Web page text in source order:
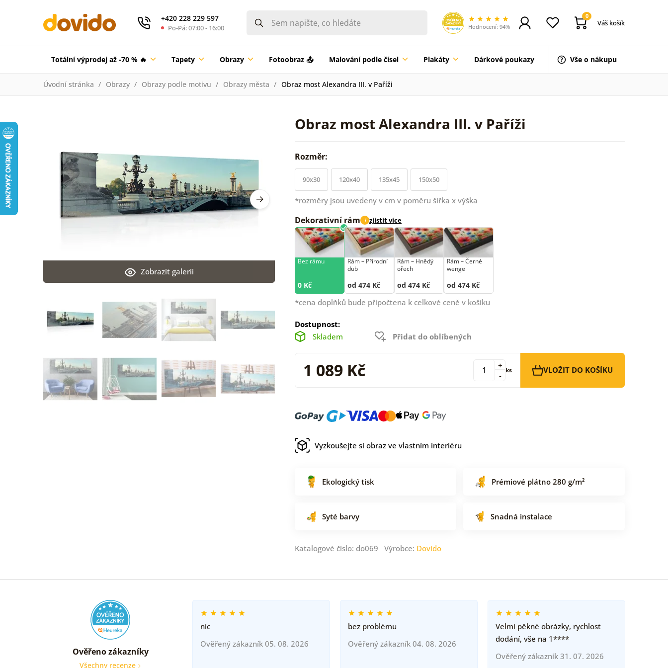
+420 228 229 597
Po-Pá: 07:00 - 16:00 Hodnocení: 94%
0
Váš košík
Totální výprodej až -70 % 🔥 Tapety Obrazy Fotoobraz 📤 Malování podle čísel Plakáty Dárkové poukazy Vše o nákupu
Úvodní stránka Obrazy Obrazy podle motivu Obrazy města Obraz most Alexandra III. v Paříži
Obraz most Alexandra III. v Paříži
Zobrazit galerii
Rozměr:
90x30 120x40 135x45 150x50
*rozměry jsou uvedeny v cm v poměru šířka x výška
Dekorativní rám i zjistit více
Bez rámu
0 Kč
Rám –⁠⁠⁠⁠⁠⁠ Přírodní
dub
od 474 Kč
Rám –⁠⁠⁠⁠⁠⁠ Hnědý
ořech
od 474 Kč
Rám –⁠⁠⁠⁠⁠⁠ Černé
wenge
od 474 Kč
*cena doplňků bude připočtena k celkové ceně v košíku
Dostupnost:
Skladem
Přidat do oblíbených
1 089 Kč -
+ ks VLOŽIT DO KOŠÍKU
Vyzkoušejte si obraz ve vlastním interiéru
Ekologický tisk Prémiové plátno 280 g/m²
Syté barvy Snadná instalace
Katalogové číslo: do069 Výrobce: Dovido
Ověřeno zákazníky
Všechny recenze
nic
Ověřený zákazník 05. 08. 2026
bez problému
Ověřený zákazník 04. 08. 2026
Velmi pěkné obrázky, rychlost
dodání, vše na 1****
Ověřený zákazník 31. 07. 2026